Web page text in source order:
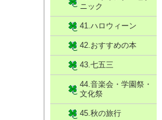
ニック
41.ハロウィーン
42.おすすめの本
43.七五三
44.音楽会・学園祭・
文化祭
45.秋の旅行